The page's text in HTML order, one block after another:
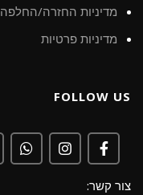
מדיניות החזרה/החלפה
מדיניות פרטיות
FOLLOW US
צור קשר: